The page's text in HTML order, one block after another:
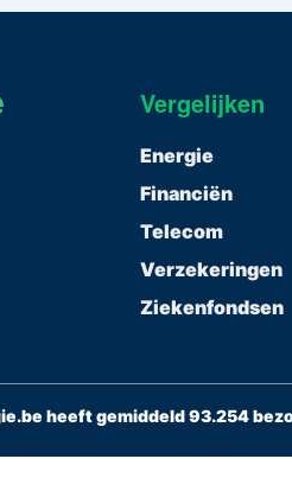
Vergelijken
Energie
Financiën
Telecom
Verzekeringen
Ziekenfondsen
heeft gemiddeld 93.254